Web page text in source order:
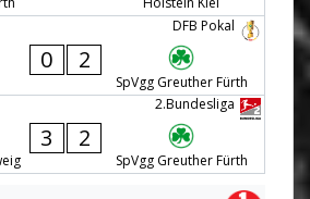
DFB Pokal
0 2
SpVgg Greuther Fürth
2.Bundesliga
3 2
SpVgg Greuther Fürth